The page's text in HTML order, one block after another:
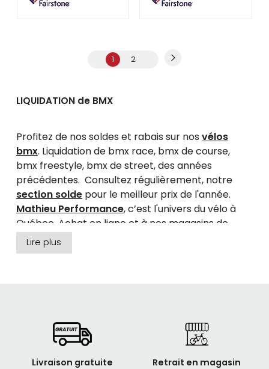
1 2
LIQUIDATION de BMX
Profitez de nos soldes et rabais sur nos vélos
bmx. Liquidation de bmx race, bmx de course,
bmx freestyle, bmx de street, des années
précédentes. Consultez régulièrement, notre
section soldepour le meilleur prix de l'année.
Mathieu Performance, c’est l'univers du vélo à
Québec. Achat en ligne et à nos magasins de
vélos des villes de
Lire plus
Livraison gratuite Retrait en magasin